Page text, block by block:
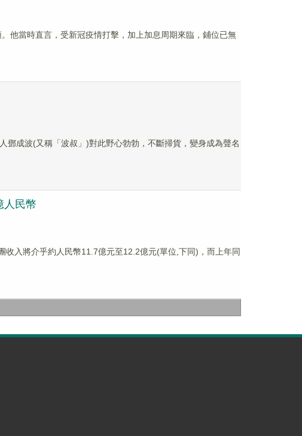
他當時直言，受新冠疫情打擊，加上加息周期來臨，鋪位已無
鄧成波(又稱「波叔」)對此野心勃勃，不斷掃貨，變身成為聲名
人民幣
收入將介乎約人民幣11.7億元至12.2億元(單位,下同)，而上年同